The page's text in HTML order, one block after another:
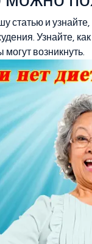
статью и
Узнайте,
возникнуть.